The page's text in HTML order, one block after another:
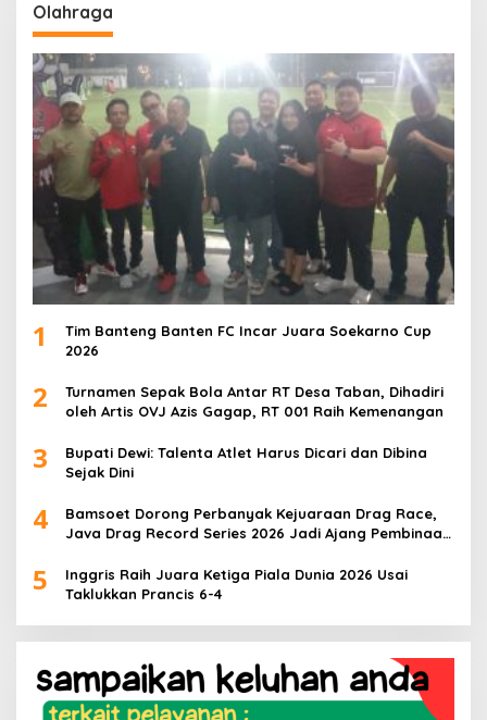
Olahraga
1
Tim Banteng Banten FC Incar Juara Soekarno Cup
2026
2
Turnamen Sepak Bola Antar RT Desa Taban, Dihadiri
oleh Artis OVJ Azis Gagap, RT 001 Raih Kemenangan
3
Bupati Dewi: Talenta Atlet Harus Dicari dan Dibina
Sejak Dini
4
Bamsoet Dorong Perbanyak Kejuaraan Drag Race,
Java Drag Record Series 2026 Jadi Ajang Pembinaan
5
Inggris Raih Juara Ketiga Piala Dunia 2026 Usai
Taklukkan Prancis 6-4